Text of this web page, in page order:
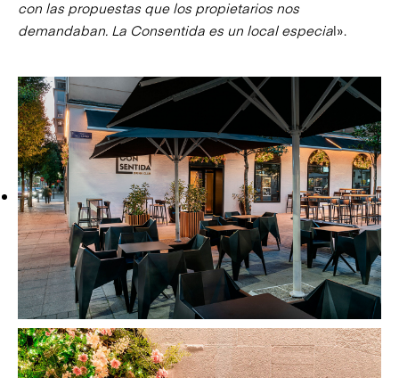
con las propuestas que los propietarios nos
demandaban. La Consentida es un local especial».